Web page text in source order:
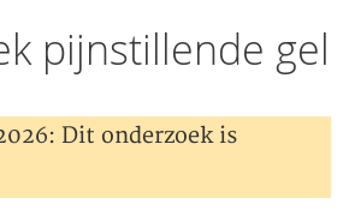
pijnstillende gel
Dit onderzoek is